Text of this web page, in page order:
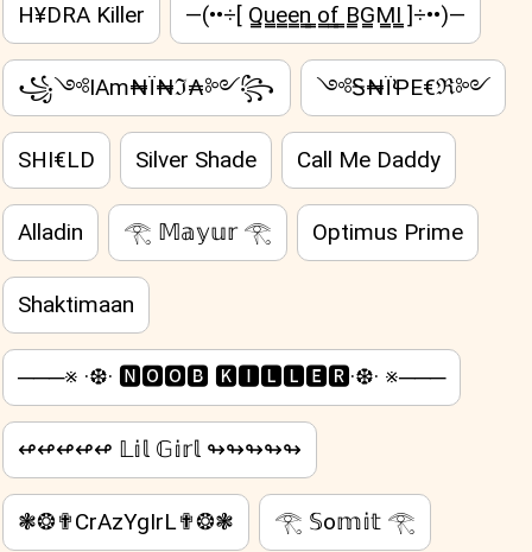
H¥DRA Killer —(••÷[ Q̳u̳e̳e̳n̳ ̳o̳f̳ ̳B̳G̳M̳I̳ ]÷••)—
꧁༺IAm₦Ї₦ℑ₳༻꧂ ༺Ꭶ₦ЇꝔE€ℜ༻
SHI€LD Silver Shade Call Me Daddy
Alladin 𓂀 𝕄𝕒𝕪𝕦𝕣 𓂀 Optimus Prime
Shaktimaan
───※ ·❆· 🅽🅾🅾🅱 🅺🅸🅻🅻🅴🆁·❆· ※───
↫↫↫↫↫ 𝕃𝕚𝕝 𝔾𝕚𝕣𝕝 ↬↬↬↬↬
❃❂✟CrAzYgIrL✟❂❃ 𓂀 𝕊o𝕞𝕚𝕥 𓂀